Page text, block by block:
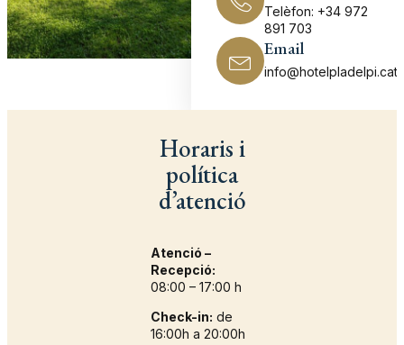
Telèfon: +34 972
891 703
Email
info@hotelpladelpi.cat
Horaris i
política
d’atenció
Atenció –
Recepció:
08:00 – 17:00 h
Check-in: de
16:00h a 20:00h